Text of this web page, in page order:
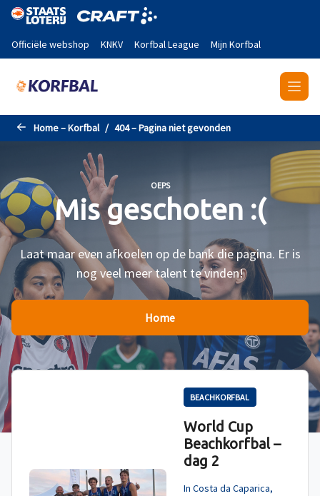
Naar de hoofdinhoud gaan
Officiële webshop KNKV Korfbal League Mijn Korfbal
Home – Korfbal 404 – Pagina niet gevonden
OEPS
Mis geschoten :(
Laat maar even afkoelen op de bank die pagina. Er is
nog veel meer talent te vinden!
Home
BEACHKORFBAL
World Cup
Beachkorfbal –
dag 2
In Costa da Caparica,